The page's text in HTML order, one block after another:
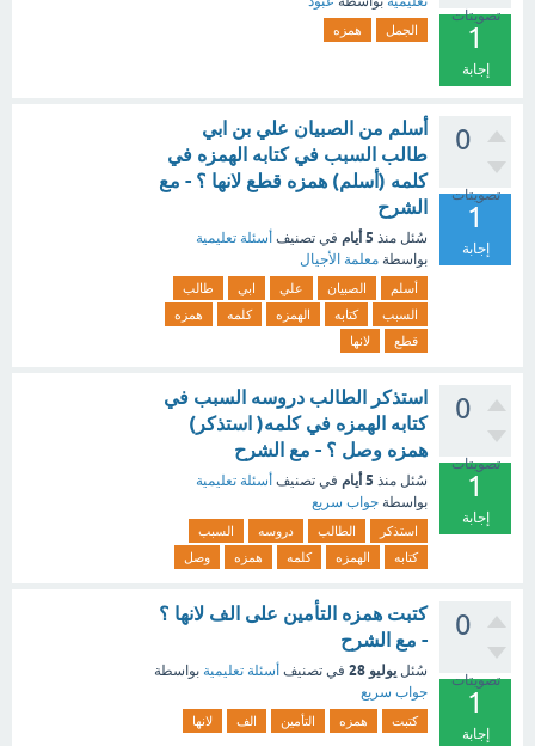
تصويتات
1
إجابة
الجمل همزه
0
تصويتات
1
إجابة
أسلم من الصبيان علي بن ابي
طالب السبب في كتابه الهمزه في
كلمه (أسلم) همزه قطع لانها ؟ - مع
الشرح
سُئل منذ 5 أيام في تصنيف أسئلة تعليمية
بواسطة معلمة الأجيال
أسلم الصبيان علي ابي
طالب
السبب
كتابه الهمزه كلمه
همزه
قطع
لانها
0
تصويتات
1
إجابة
استذكر الطالب دروسه السبب في
كتابه الهمزه في كلمه( استذكر)
همزه وصل ؟ - مع الشرح
سُئل منذ 5 أيام في تصنيف أسئلة تعليمية
بواسطة جواب سريع
استذكر الطالب دروسه
السبب
كتابه
الهمزه كلمه همزه وصل
0
تصويتات
1
إجابة
كتبت همزه التأمين على الف لانها ؟
- مع الشرح
سُئل يوليو 28 في تصنيف أسئلة تعليمية بواسطة
جواب سريع
كتبت همزه التأمين الف لانها